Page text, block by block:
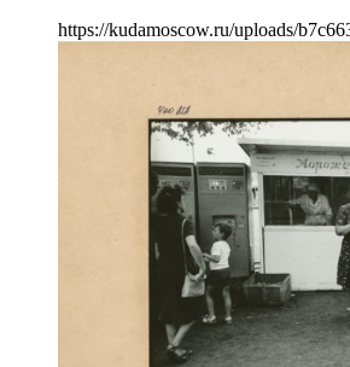
https://kudamoscow.ru/uploads/